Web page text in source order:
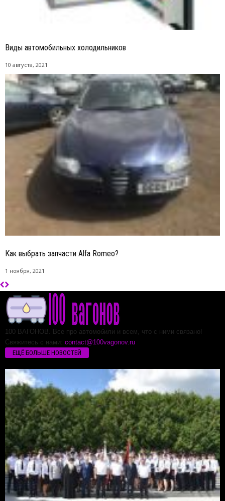
Виды автомобильных холодильников
10 августа, 2021
Как выбрать запчасти Alfa Romeo?
1 ноября, 2021
100 ВАГОНОВ. Все про автомобили и всем, что с ними связано!
Свяжитесь с нами: contact@100vagonov.ru
ЕЩЁ БОЛЬШЕ НОВОСТЕЙ